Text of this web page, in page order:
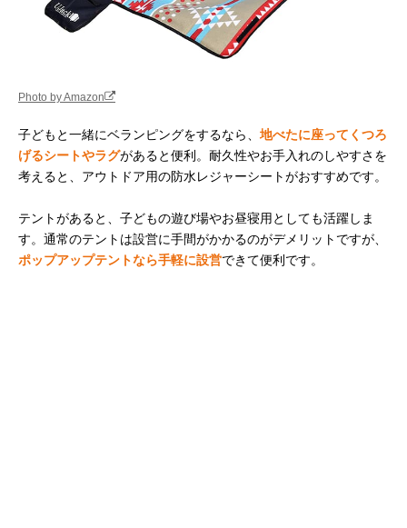
Photo by Amazon
子どもと一緒にベランピングをするなら、 地べたに座ってくつろ
げるシートやラグがあると便利。耐久性やお手入れのしやすさを
考えると、アウトドア用の防水レジャーシートがおすすめです。
テントがあると、子どもの遊び場やお昼寝用としても活躍しま
す。通常のテントは設営に手間がかかるのがデメリットですが、
ポップアップテントなら手軽に設営できて便利です。